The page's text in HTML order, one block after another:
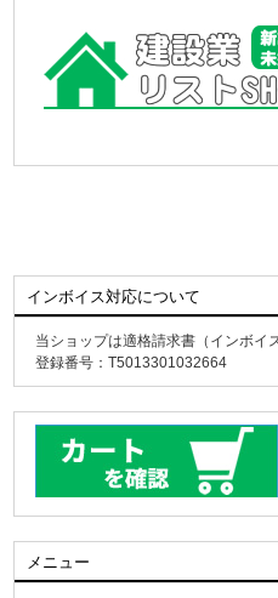
インボイス対応について
当ショップは適格請求書（インボイ
登録番号：T5013301032664
メニュー